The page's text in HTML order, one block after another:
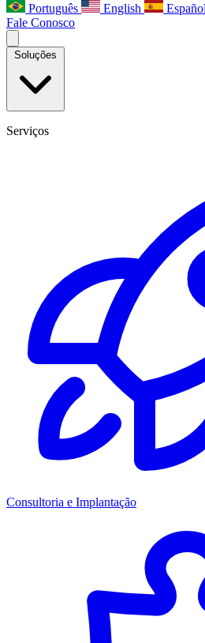
Português English
Español
Fale Conosco
Soluções
Serviços
Consultoria e Implantação